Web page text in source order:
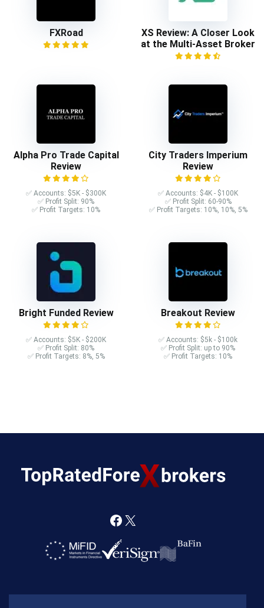
FXRoad
XS Review: A Closer Look
at the Multi-Asset Broker
Alpha Pro Trade Capital
Review
✅ Accounts: $5K - $300K
✅ Profit Split: 90%
✅ Profit Targets: 10%
City Traders Imperium
Review
✅ Accounts: $4K - $100K
✅ Profit Split: 60-90%
✅ Profit Targets: 10%, 10%, 5%
Bright Funded Review
✅ Accounts: $5K - $200K
✅ Profit Split: 80%
✅ Profit Targets: 8%, 5%
Breakout Review
✅ Accounts: $5k - $100k
✅ Profit Split: up to 90%
✅ Profit Targets: 10%
F
a
X